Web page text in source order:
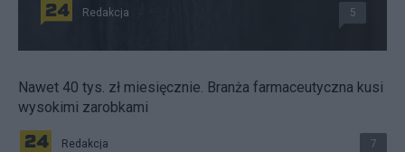
Redakcja 5
Nawet 40 tys. zł miesięcznie. Branża farmaceutyczna kusi
wysokimi zarobkami
Redakcja 7